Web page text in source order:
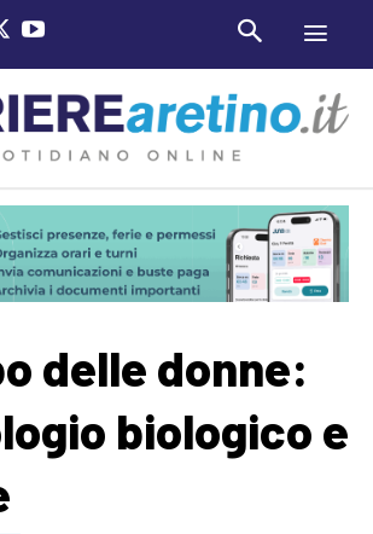
delle donne:
biologico e